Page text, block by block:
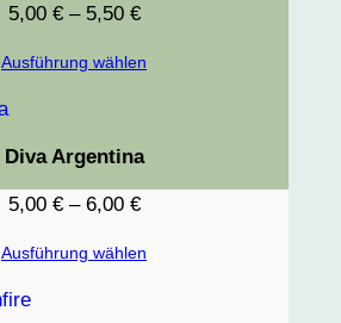
5,00 €– 5,50 €
Ausführung wählen
Diva Argentina
5,00 €– 6,00 €
Ausführung wählen